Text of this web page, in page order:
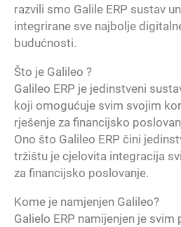
razvili smo Galile ERP sustav
integrirane sve najbolje
budućnosti.
Što je Galileo ?
Galileo ERP je jedinstveni
koji omogućuje svim svojim
rješenje za financijsko
Ono što Galileo ERP čini
tržištu je cjelovita integracija
za financijsko poslovanje.
Kome je namjenjen Galileo?
Galielo ERP namijenjen je